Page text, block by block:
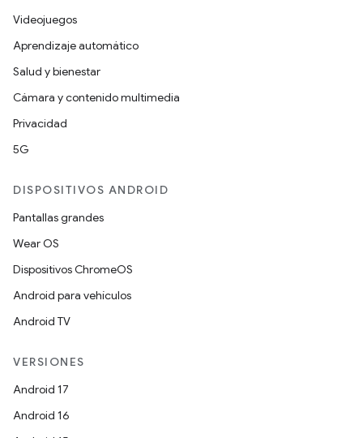
Videojuegos
Aprendizaje automático
Salud y bienestar
Cámara y contenido multimedia
Privacidad
5G
DISPOSITIVOS ANDROID
Pantallas grandes
Wear OS
Dispositivos ChromeOS
Android para vehículos
Android TV
VERSIONES
Android 17
Android 16